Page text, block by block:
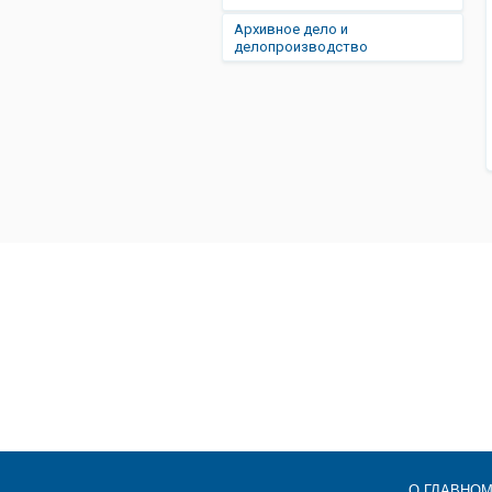
Архивное дело и
делопроизводство